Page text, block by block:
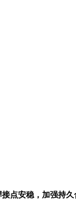
安稳，加强持久